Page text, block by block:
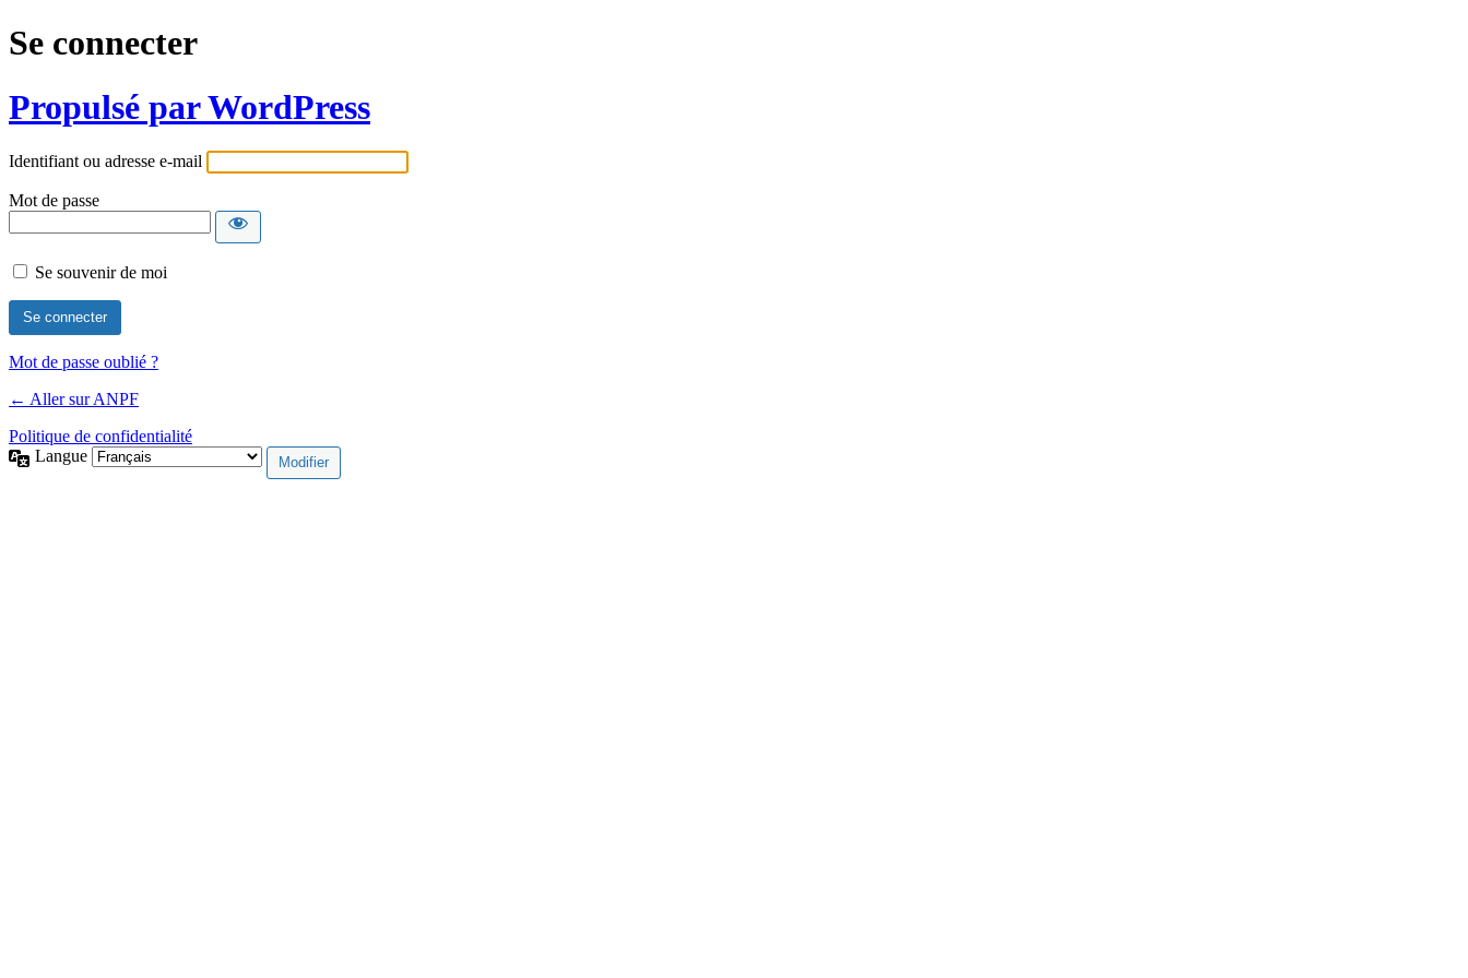
Se connecter
Propulsé par WordPress
Identifiant ou adresse e-mail
Mot de passe
Se souvenir de moi
Mot de passe oublié ?
← Aller sur ANPF
Politique de confidentialité
Langue